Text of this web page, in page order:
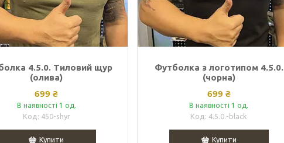
4.5.0. Тиловий щур
(олива)
699 ₴
В наявності 1 од.
450-shyr
Купити
Футболка з логотипом 4.5.0.
(чорна)
699 ₴
В наявності 1 од.
4.5.0.-black
Купити